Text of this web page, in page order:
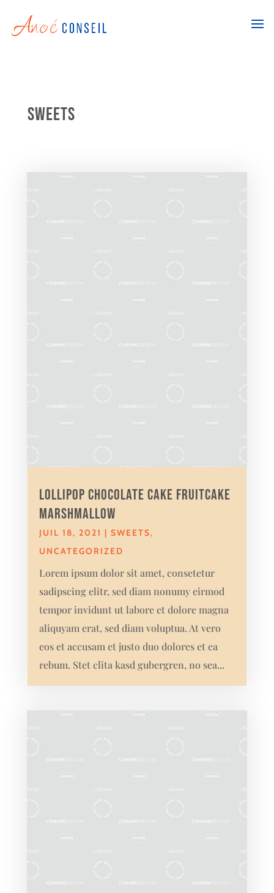
Sweets
Lollipop chocolate cake fruitcake
marshmallow
JUIL 18, 2021 | SWEETS,
UNCATEGORIZED
Lorem ipsum dolor sit amet, consetetur
sadipscing elitr, sed diam nonumy eirmod
tempor invidunt ut labore et dolore magna
aliquyam erat, sed diam voluptua. At vero
eos et accusam et justo duo dolores et ea
rebum. Stet clita kasd gubergren, no sea...